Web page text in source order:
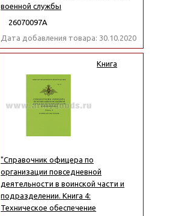
военной службы
26070097А
Дата добавления товара: 30.10.2020
Книга
"Справочник офицера по
организации повседневной
деятельности в воинской части и
подразделении. Книга 4:
Техническое обеспечение